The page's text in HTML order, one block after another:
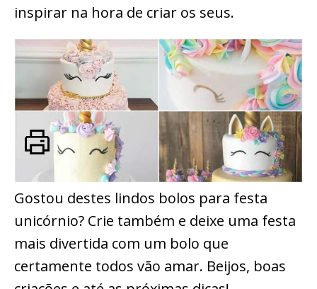
inspirar na hora de criar os seus.
Gostou destes lindos bolos para festa
unicórnio? Crie também e deixe uma festa
mais divertida com um bolo que
certamente todos vão amar. Beijos, boas